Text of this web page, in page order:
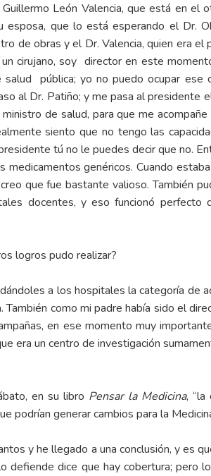
León Valencia, que está en
esposa, que lo está esperando el Dr.
de obras y el Dr. Valencia, quien era
cirujano, soy director en este
salud pública; yo no puedo ocupar
al Dr. Patiño; y me pasa al
de salud, para que me
siento que no tengo las
tú no le puedes decir que no.
medicamentos genéricos. Cuando
que fue bastante valioso. También
docentes, y eso funcionó
logros pudo realizar?
a los hospitales la categoría
como mi padre había sido el
en ese momento muy
era un centro de investigación
en su libro Pensar la Medicina, “la
podrían generar cambios para la
y he llegado a una conclusión, y es
defiende dice que hay cobertura; pero